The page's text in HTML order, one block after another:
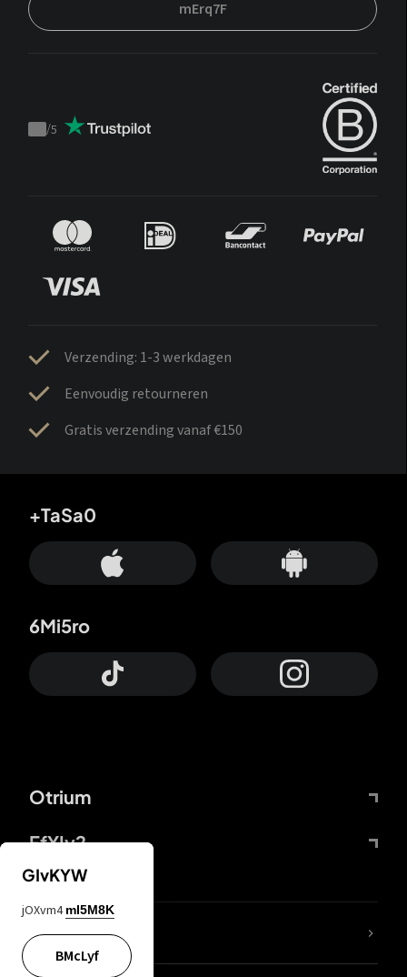
mErq7F
Trustpilot
/5
Verzending: 1-3 werkdagen
Eenvoudig retourneren
Gratis verzending vanaf €150
Otrium
FfYIy2
+TaSa0
6Mi5ro
KIjvtr
GIvKYW
jOXvm4 mI5M8K
BMcLyf